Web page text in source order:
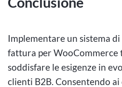
Implementare un sistema
fattura per WooCommerce
soddisfare le esigenze in
clienti B2B. Consentendo